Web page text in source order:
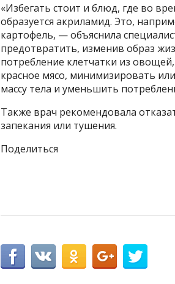
«Избегать стоит и блюд, где во
образуется акриламид. Это,
картофель, — объяснила
предотвратить, изменив образ
потребление клетчатки из
красное мясо, минимизировать
массу тела и уменьшить
Также врач рекомендовала
запекания или тушения.
Поделиться